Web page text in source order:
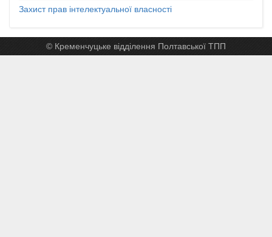
Захист прав інтелектуальної власності
© Кременчуцьке відділення Полтавської ТПП